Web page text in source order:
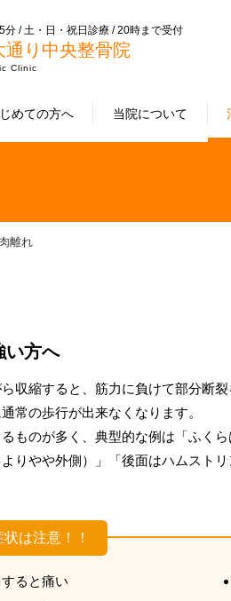
/ 土・日・祝日診療 / 20時まで受付
通り中央整骨院
Clinic
めての方へ 当院について
肉離れ
い方へ
収縮すると、筋力に負けて部分断
常の歩行が出来なくなります。
ものが多く、典型的な例は「ふく
りやや外側）」「後面はハムスト
は注意！！
ると痛い